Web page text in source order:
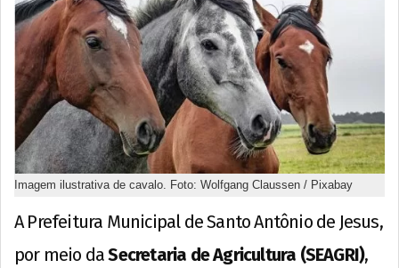
Imagem ilustrativa de cavalo. Foto: Wolfgang Claussen / Pixabay
A Prefeitura Municipal de Santo Antônio de Jesus,
por meio daSecretaria de Agricultura (SEAGRI),